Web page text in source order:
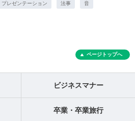
プレゼンテーション 法事 音
ページトップへ
ビジネスマナー
卒業・卒業旅行